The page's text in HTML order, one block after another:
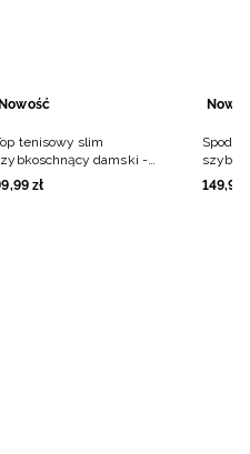
Nowość
tenisowy slim
damski -
,99 zł
zielone
149,99
się więcej